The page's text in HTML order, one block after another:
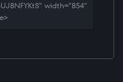
width="854"